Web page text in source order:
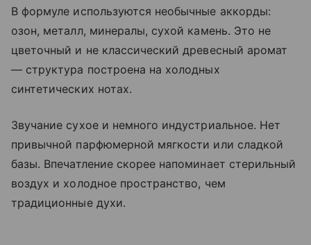
В формуле используются необычные аккорды:
озон, металл, минералы, сухой камень. Это не
цветочный и не классический древесный аромат
— структура построена на холодных
синтетических нотах.
Звучание сухое и немного индустриальное. Нет
привычной парфюмерной мягкости или сладкой
базы. Впечатление скорее напоминает стерильный
воздух и холодное пространство, чем
традиционные духи.